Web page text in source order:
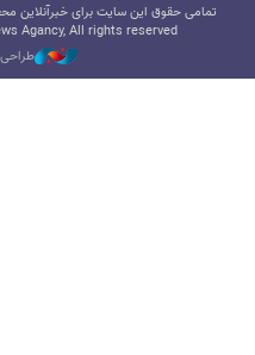
تمامی حقوق این سایت برای خبرآنلاین
Agancy, All rights reserved